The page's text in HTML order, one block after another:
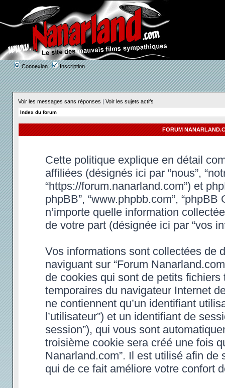
Connexion Inscription
Voir les messages sans réponses | Voir les sujets actifs
Index du forum
FORUM
Cette politique explique en détail
affiliées (désignés ici par “nous”,
“https://forum.nanarland.com”) et
phpBB”, “www.phpbb.com”,
n’importe quelle information
de votre part (désignée ici par “vos
Vos informations sont collectées de
naviguant sur “Forum
de cookies qui sont de petits
temporaires du navigateur Internet
ne contiennent qu’un identifiant
l’utilisateur”) et un identifiant de
session”), qui vous sont
troisième cookie sera créé une fois
Nanarland.com”. Il est utilisé afin
qui de ce fait améliore votre confort